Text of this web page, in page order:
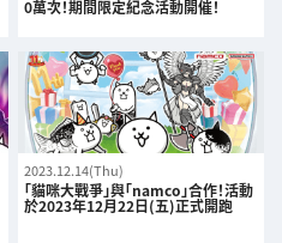
0萬次！期間限定紀念活動開催！
2023.12.14(Thu)
「貓咪大戰爭」與「namco」合作！活動
於2023年12月22日(五)正式開跑